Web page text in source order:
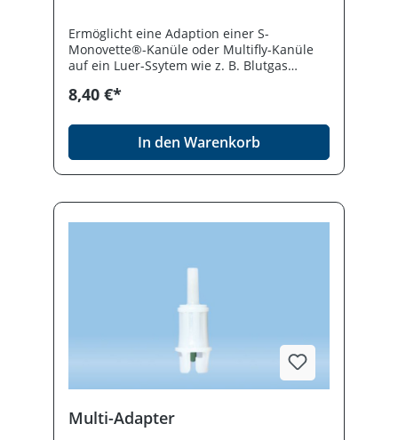
Ermöglicht eine Adaption einer S-
Monovette®-Kanüle oder Multifly-Kanüle
auf ein Luer-Ssytem wie z. B. Blutgas
8,40 €*
In den Warenkorb
Multi-Adapter